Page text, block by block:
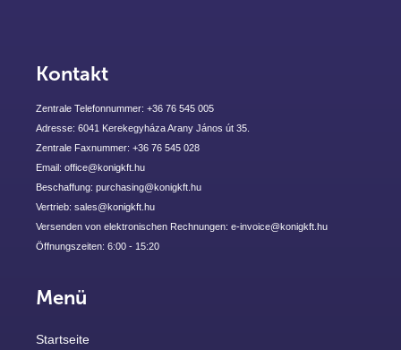
Kontakt
Zentrale Telefonnummer: +36 76 545 005
Adresse: 6041 Kerekegyháza Arany János út 35.
Zentrale Faxnummer: +36 76 545 028
Email: office@konigkft.hu
Beschaffung: purchasing@konigkft.hu
Vertrieb: sales@konigkft.hu
Versenden von elektronischen Rechnungen: e-invoice@konigkft.hu
Öffnungszeiten: 6:00 - 15:20
Menü
Startseite